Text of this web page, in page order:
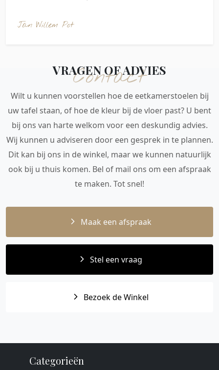
Jan Willem Pot
Contact
VRAGEN OF ADVIES
Wilt u kunnen voorstellen hoe de eetkamerstoelen bij
uw tafel staan, of hoe de kleur bij de vloer past? U bent
bij ons van harte welkom voor een deskundig advies.
Wij kunnen u adviseren door een gesprek in te plannen.
Dit kan bij ons in de winkel, maar we kunnen natuurlijk
ook bij u thuis komen. Bel of mail ons om een afspraak
te maken. Tot snel!
Maak een afspraak
Stel een vraag
Bezoek de Winkel
Categorieën